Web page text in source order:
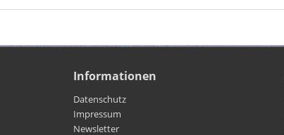
Informationen
Datenschutz
Impressum
Newsletter